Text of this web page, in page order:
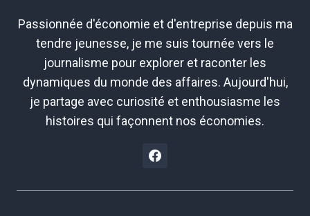
Passionnée d'économie et d'entreprise depuis ma
tendre jeunesse, je me suis tournée vers le
journalisme pour explorer et raconter les
dynamiques du monde des affaires. Aujourd'hui,
je partage avec curiosité et enthousiasme les
histoires qui façonnent nos économies.